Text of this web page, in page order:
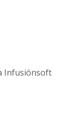
Infusiónsoft